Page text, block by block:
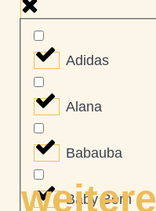
Adidas
Alana
Babauba
Baby Born
weitere